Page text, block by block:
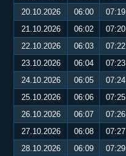
20.10.2026
06:00 07:19
21.10.2026
06:02 07:20
22.10.2026
06:03 07:22
23.10.2026
06:04 07:23
24.10.2026
06:05 07:24
25.10.2026
06:06 07:25
26.10.2026
06:07 07:26
27.10.2026
06:08 07:27
28.10.2026
06:09 07:29